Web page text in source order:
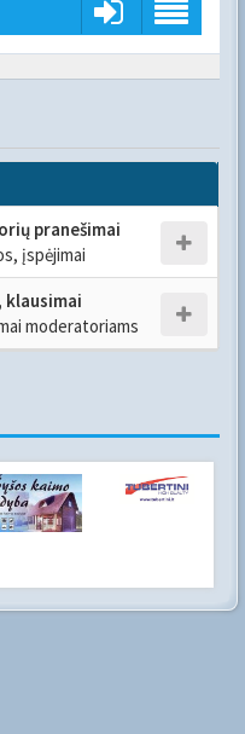
pranešimai
įspėjimai
klausimai
moderatoriams